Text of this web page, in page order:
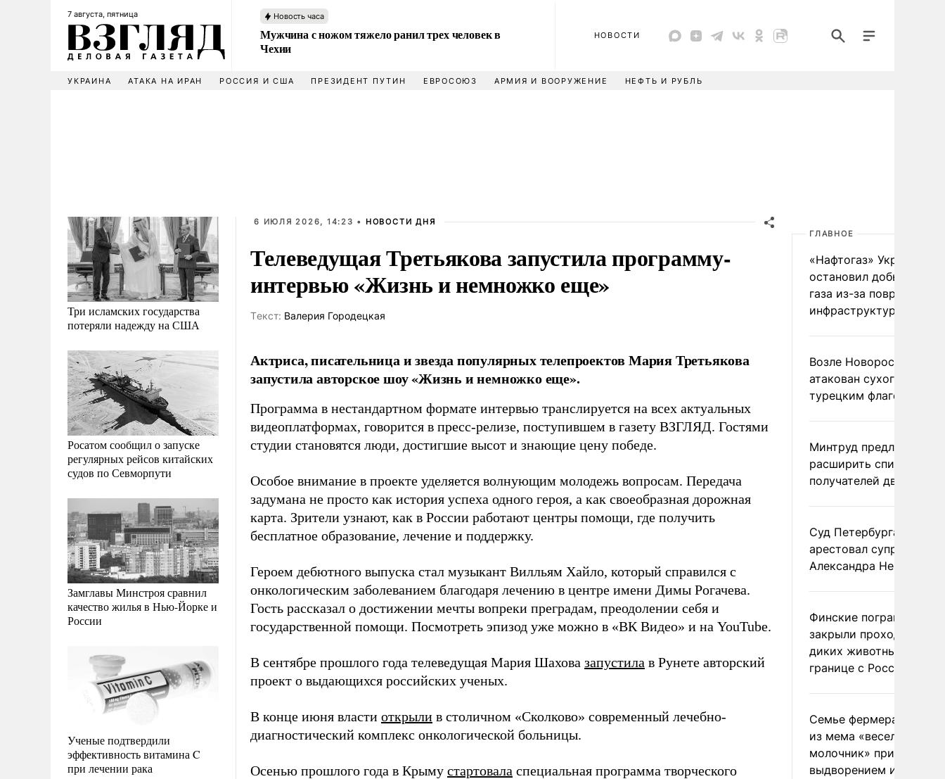
7 августа, пятница Новость часа
Мужчина с ножом тяжело ранил трех человек в
Чехии
НОВОСТИ
УКРАИНА АТАКА НА ИРАН РОССИЯ И США ПРЕЗИДЕНТ ПУТИН ЕВРОСОЮЗ АРМИЯ И ВООРУЖЕНИЕ НЕФТЬ И РУБЛЬ
Три исламских государства
потеряли надежду на США
Росатом сообщил о запуске
регулярных рейсов китайских
судов по Севморпути
Замглавы Минстроя сравнил
качество жилья в Нью-Йорке и
России
Ученые подтвердили
эффективность витамина C
при лечении рака
6 ИЮЛЯ 2026, 14:23 • НОВОСТИ ДНЯ
Телеведущая Третьякова запустила программу-
интервью «Жизнь и немножко еще»
Tекст: Валерия Городецкая
Актриса, писательница и звезда популярных телепроектов Мария Третьякова
запустила авторское шоу «Жизнь и немножко еще».
Программа в нестандартном формате интервью транслируется на всех актуальных
видеоплатформах, говорится в пресс-релизе, поступившем в газету ВЗГЛЯД. Гостями
студии становятся люди, достигшие высот и знающие цену победе.
Особое внимание в проекте уделяется волнующим молодежь вопросам. Передача
задумана не просто как история успеха одного героя, а как своеобразная дорожная
карта. Зрители узнают, как в России работают центры помощи, где получить
бесплатное образование, лечение и поддержку.
Героем дебютного выпуска стал музыкант Вилльям Хайло, который справился с
онкологическим заболеванием благодаря лечению в центре имени Димы Рогачева.
Гость рассказал о достижении мечты вопреки преградам, преодолении себя и
государственной помощи. Посмотреть эпизод уже можно в «ВК Видео» и на YouTube.
В сентябре прошлого года телеведущая Мария Шахова запустила в Рунете авторский
проект о выдающихся российских ученых.
В конце июня власти открыли в столичном «Сколково» современный лечебно-
диагностический комплекс онкологической больницы.
Осенью прошлого года в Крыму стартовала специальная программа творческого
ГЛАВНОЕ
«Нафтогаз» Украины
остановил добычу
газа из-за повреждения
инфраструктуры
Возле Новороссийска
атакован сухогруз под
турецким флагом
Минтруд предложил
расширить список
получателей двух
Суд Петербурга заочно
арестовал супругу
Александра Невзорова
Финские пограничники
закрыли проходы для
диких животных на
границе с Россией
Семье фермера
из мема «веселый
молочник» пригрозили
выдворением из